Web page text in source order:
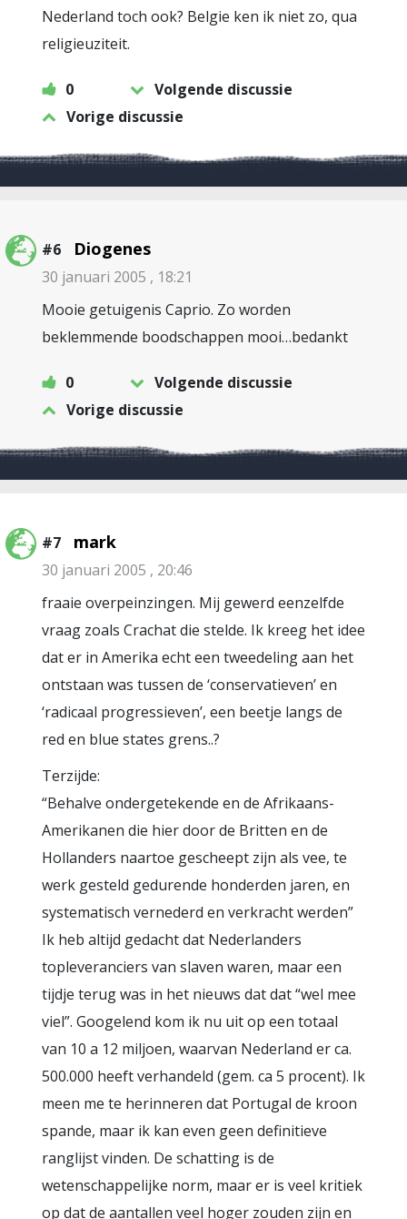
Nederland toch ook? Belgie ken ik niet zo, qua
religieuziteit.
0
Volgende discussie
Vorige discussie
#6 Diogenes
30 januari 2005 , 18:21
Mooie getuigenis Caprio. Zo worden
beklemmende boodschappen mooi…bedankt
0
Volgende discussie
Vorige discussie
#7 mark
30 januari 2005 , 20:46
fraaie overpeinzingen. Mij gewerd eenzelfde
vraag zoals Crachat die stelde. Ik kreeg het idee
dat er in Amerika echt een tweedeling aan het
ontstaan was tussen de ‘conservatieven’ en
‘radicaal progressieven’, een beetje langs de
red en blue states grens..?
Terzijde:
“Behalve ondergetekende en de Afrikaans-
Amerikanen die hier door de Britten en de
Hollanders naartoe gescheept zijn als vee, te
werk gesteld gedurende honderden jaren, en
systematisch vernederd en verkracht werden”
Ik heb altijd gedacht dat Nederlanders
topleveranciers van slaven waren, maar een
tijdje terug was in het nieuws dat dat “wel mee
viel”. Googelend kom ik nu uit op een totaal
van 10 a 12 miljoen, waarvan Nederland er ca.
500.000 heeft verhandeld (gem. ca 5 procent). Ik
meen me te herinneren dat Portugal de kroon
spande, maar ik kan even geen definitieve
ranglijst vinden. De schatting is de
wetenschappelijke norm, maar er is veel kritiek
op dat de aantallen veel hoger zouden zijn en